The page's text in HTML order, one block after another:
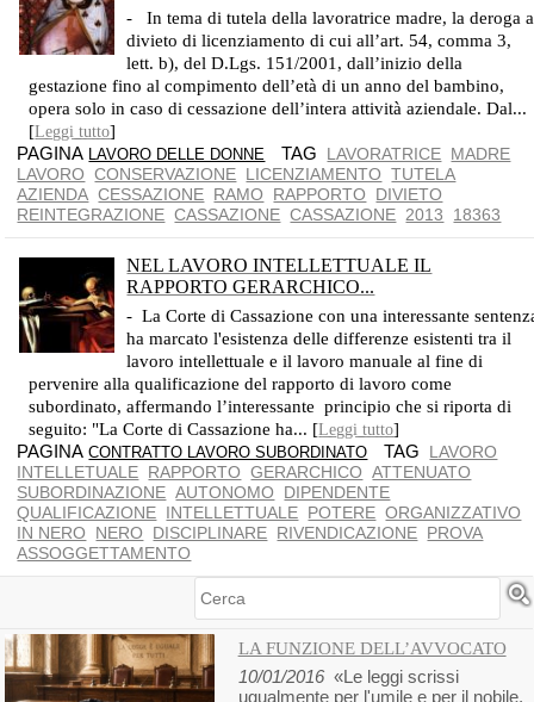
- In tema di tutela della lavoratrice madre, la deroga
divieto di licenziamento di cui all’art. 54, comma 3,
lett. b), del D.Lgs. 151/2001, dall’inizio della
gestazione fino al compimento dell’età di un anno del bambino,
opera solo in caso di cessazione dell’intera attività aziendale. Dal...
[Leggi tutto]
PAGINA LAVORO DELLE DONNE TAG LAVORATRICE MADRE
LAVORO CONSERVAZIONE LICENZIAMENTO TUTELA
AZIENDA CESSAZIONE RAMO RAPPORTO
DIVIETO
REINTEGRAZIONE CASSAZIONE CASSAZIONE 2013 18363
NEL LAVORO INTELLETTUALE IL
RAPPORTO GERARCHICO...
- La Corte di Cassazione con una interessante
ha marcato l'esistenza delle differenze esistenti tra il
lavoro intellettuale e il lavoro manuale al fine di
pervenire alla qualificazione del rapporto di lavoro come
subordinato, affermando l’interessante principio che si riporta di
seguito: "La Corte di Cassazione ha... [Leggi tutto]
PAGINACONTRATTO LAVORO SUBORDINATO TAG LAVORO
INTELLETUALE RAPPORTO GERARCHICO ATTENUATO
SUBORDINAZIONE AUTONOMO
DIPENDENTE
QUALIFICAZIONE INTELLETTUALE POTERE ORGANIZZATIVO
IN NERO
NERO DISCIPLINARE RIVENDICAZIONE PROVA
ASSOGGETTAMENTO
Cerca
LA FUNZIONE DELL’AVVOCATO
10/01/2016«Le leggi scrissi
ugualmente per l'umile e per il nobile,